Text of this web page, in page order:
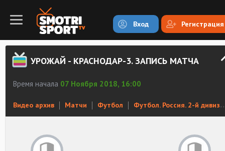
Вход Регистрация
УРОЖАЙ - КРАСНОДАР-3. ЗАПИСЬ МАТЧА
Время начала 07 Ноября 2018, 16:00
Видео архив Матчи Футбол Футбол. Россия. 2-й дивизион. Юг